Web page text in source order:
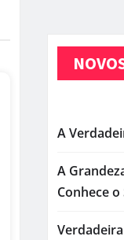
A
A
Conhece